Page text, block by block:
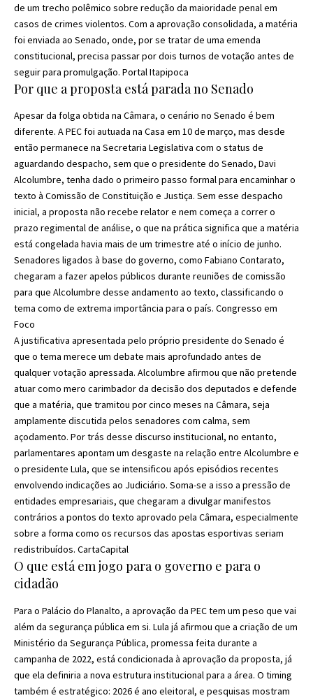
de um trecho polêmico sobre redução da maioridade penal em
casos de crimes violentos. Com a aprovação consolidada, a matéria
foi enviada ao Senado, onde, por se tratar de uma emenda
constitucional, precisa passar por dois turnos de votação antes de
seguir para promulgação. Portal Itapipoca
Por que a proposta está parada no Senado
Apesar da folga obtida na Câmara, o cenário no Senado é bem
diferente. A PEC foi autuada na Casa em 10 de março, mas desde
então permanece na Secretaria Legislativa com o status de
aguardando despacho, sem que o presidente do Senado, Davi
Alcolumbre, tenha dado o primeiro passo formal para encaminhar o
texto à Comissão de Constituição e Justiça. Sem esse despacho
inicial, a proposta não recebe relator e nem começa a correr o
prazo regimental de análise, o que na prática significa que a matéria
está congelada havia mais de um trimestre até o início de junho.
Senadores ligados à base do governo, como Fabiano Contarato,
chegaram a fazer apelos públicos durante reuniões de comissão
para que Alcolumbre desse andamento ao texto, classificando o
tema como de extrema importância para o país. Congresso em
Foco
A justificativa apresentada pelo próprio presidente do Senado é
que o tema merece um debate mais aprofundado antes de
qualquer votação apressada. Alcolumbre afirmou que não pretende
atuar como mero carimbador da decisão dos deputados e defende
que a matéria, que tramitou por cinco meses na Câmara, seja
amplamente discutida pelos senadores com calma, sem
açodamento. Por trás desse discurso institucional, no entanto,
parlamentares apontam um desgaste na relação entre Alcolumbre e
o presidente Lula, que se intensificou após episódios recentes
envolvendo indicações ao Judiciário. Soma-se a isso a pressão de
entidades empresariais, que chegaram a divulgar manifestos
contrários a pontos do texto aprovado pela Câmara, especialmente
sobre a forma como os recursos das apostas esportivas seriam
redistribuídos. CartaCapital
O que está em jogo para o governo e para o
cidadão
Para o Palácio do Planalto, a aprovação da PEC tem um peso que vai
além da segurança pública em si. Lula já afirmou que a criação de um
Ministério da Segurança Pública, promessa feita durante a
campanha de 2022, está condicionada à aprovação da proposta, já
que ela definiria a nova estrutura institucional para a área. O timing
também é estratégico: 2026 é ano eleitoral, e pesquisas mostram